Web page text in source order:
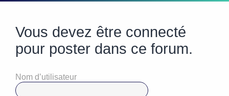
Vous devez être connecté
pour poster dans ce forum.
Nom d’utilisateur